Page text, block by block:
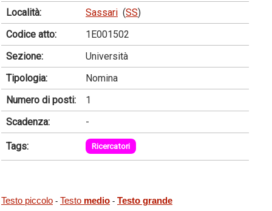
Località:
Sassari (SS)
Codice atto:
1E001502
Sezione:
Università
Tipologia:
Nomina
Numero di posti:
1
Scadenza:
-
Tags: Ricercatori
Testo piccolo - Testo medio - Testo grande